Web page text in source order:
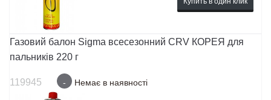
Газовий балон Sigma всесезонний CRV КОРЕЯ для
пальників 220 г
119945 - Немає в наявності